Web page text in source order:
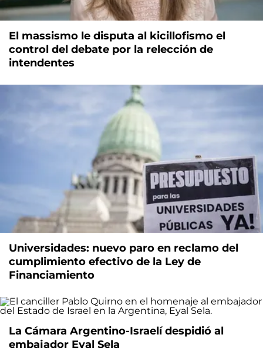
El massismo le disputa al kicillofismo el
control del debate por la relección de
intendentes
Universidades: nuevo paro en reclamo del
cumplimiento efectivo de la Ley de
Financiamiento
La Cámara Argentino-Israelí despidió al
embajador Eyal Sela